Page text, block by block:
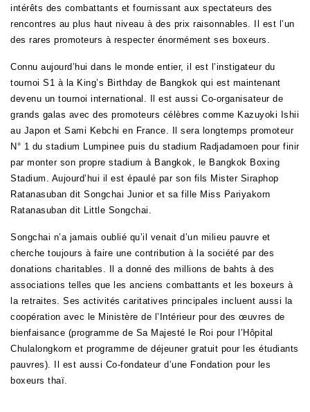
intérêts des combattants et fournissant aux spectateurs des
rencontres au plus haut niveau à des prix raisonnables. Il est l’un
des rares promoteurs à respecter énormément ses boxeurs.
Connu aujourd’hui dans le monde entier, il est l’instigateur du
tournoi S1 à la King’s Birthday de Bangkok qui est maintenant
devenu un tournoi international. Il est aussi Co-organisateur de
grands galas avec des promoteurs célèbres comme Kazuyoki Ishii
au Japon et Sami Kebchi en France. Il sera longtemps promoteur
N° 1 du stadium Lumpinee puis du stadium Radjadamoen pour finir
par monter son propre stadium à Bangkok, le Bangkok Boxing
Stadium. Aujourd’hui il est épaulé par son fils Mister Siraphop
Ratanasuban dit Songchai Junior et sa fille Miss Pariyakorn
Ratanasuban dit Little Songchai.
Songchai n’a jamais oublié qu’il venait d’un milieu pauvre et
cherche toujours à faire une contribution à la société par des
donations charitables. Il a donné des millions de bahts à des
associations telles que les anciens combattants et les boxeurs à
la retraites. Ses activités caritatives principales incluent aussi la
coopération avec le Ministère de l’Intérieur pour des œuvres de
bienfaisance (programme de Sa Majesté le Roi pour l’Hôpital
Chulalongkorn et programme de déjeuner gratuit pour les étudiants
pauvres). Il est aussi Co-fondateur d’une Fondation pour les
boxeurs thaï.